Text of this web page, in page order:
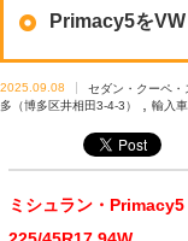
Primacy5を
2025.09.08 セダン・クーペ・
多（博多区井相田3-4-3）
輸入車
ミシュラン・Primacy5